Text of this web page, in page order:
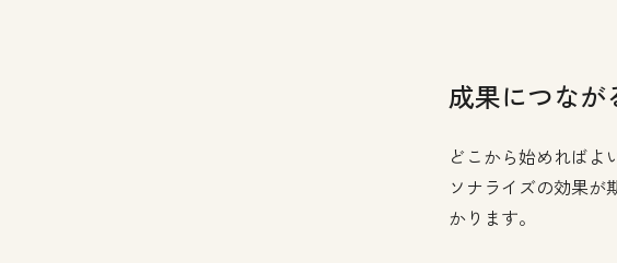
成果につなが
どこから始めればよ
ソナライズの効果が
かります。